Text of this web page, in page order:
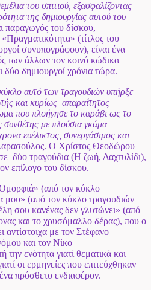
του σπιτιού, εξασφαλίζοντας
της δημιουργίας αυτού του
παραγωγός του δίσκου,
(τίτλος του
συνυπογράφουν), είναι ένα
των άλλων τον κοινό κώδικα
δύο δημιουργοί χρόνια τώρα.
κύκλο αυτό των τραγουδιών υπήρξε
και κυρίως απαραίτητος
που πλοήγησε το καράβι ως το
συνθέτης με πλούσια γκάμα
ευέλικτος, συνεργάσιμος και
Ο Χρίστος Θεοδώρου
δύο τραγούδια (Η ζωή, Δαχτυλίδι),
επίλογο του δίσκου.
(από τον κύκλο
μου» (από τον κύκλο τραγουδιών
σου κανένας δεν γλυτώνει» (από
και το χρυσόμαλλο δέρας), που ο
αντίστοιχα με τον Στέφανο
και τον Νίκο
την ενότητα γιατί θεματικά και
οι ερμηνείες που επιτεύχθηκαν
πρόσθετο ενδιαφέρον.